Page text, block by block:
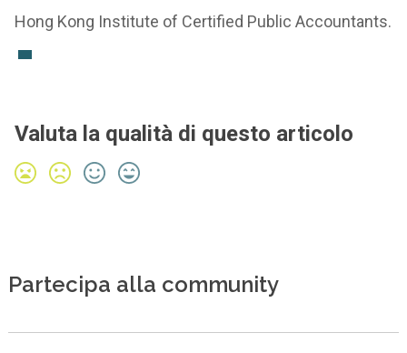
Hong Kong Institute of Certified Public Accountants.
Valuta la qualità di questo articolo
Partecipa alla community